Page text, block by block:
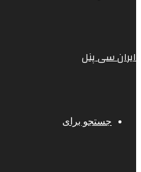
ایران سی پنل
جستجو برای